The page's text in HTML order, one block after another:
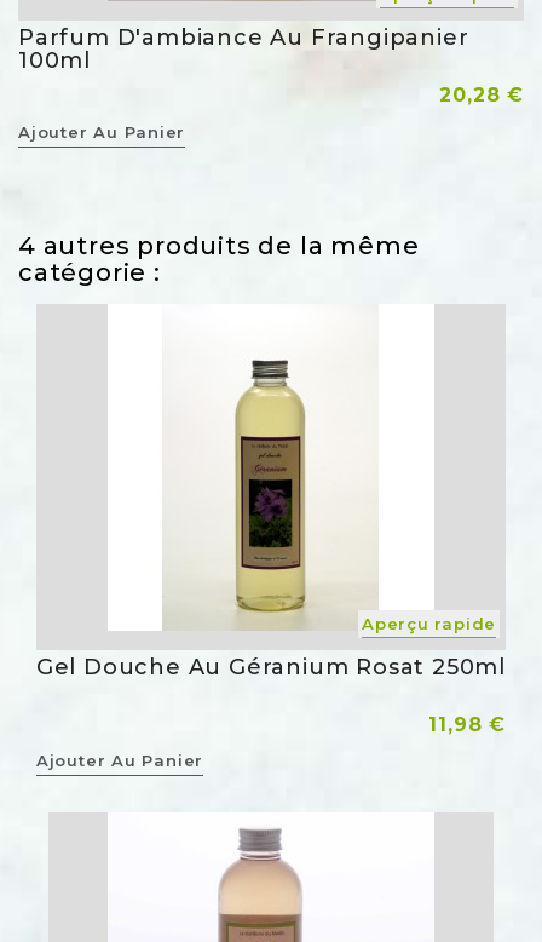
Parfum D'ambiance Au Frangipanier
100ml
Prix
20,28 €
Ajouter Au Panier
4 autres produits de la même
catégorie :
Aperçu rapide
Gel Douche Au Géranium Rosat 250ml
Prix
11,98 €
Ajouter Au Panier